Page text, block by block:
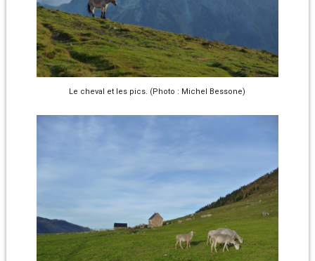
Le cheval et les pics. (Photo : Michel Bessone)